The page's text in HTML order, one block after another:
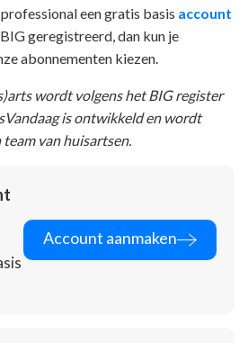
een gratis basis account
geregistreerd, dan kun je
abonnementen kiezen.
wordt volgens het BIG register
is ontwikkeld en wordt
van huisartsen.
Account aanmaken